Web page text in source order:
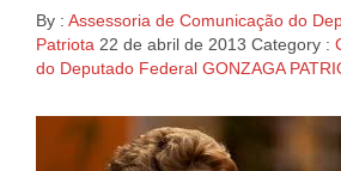
By : Assessoria de Comunicação do
Patriota 22 de abril de 2013 Category :
do Deputado Federal GONZAGA